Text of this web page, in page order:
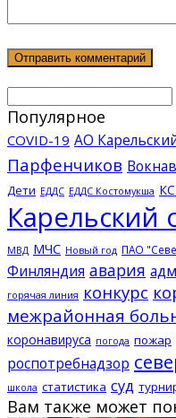
Популярное
COVID-19 АО
Парфенчиков
Дети ЕДДС ЕДДС Костомукша
Карельский
МВД МЧС Новый год ПАО
Финляндия авария
горячая линия конкурс
межрайонная
коронавируса погода пожар
роспотребнадзор
школа статистика суд
Вам также может